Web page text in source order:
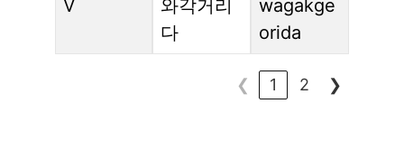
V
와각거리
다
wagakge
orida
❮ 1 2 ❯